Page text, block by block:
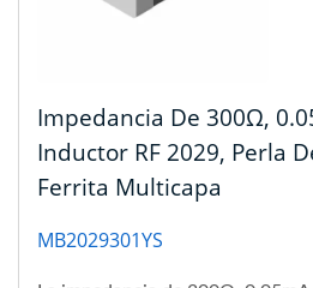
Impedancia De 300Ω,
Inductor RF 2029, Perla
Ferrita Multicapa
MB2029301YS